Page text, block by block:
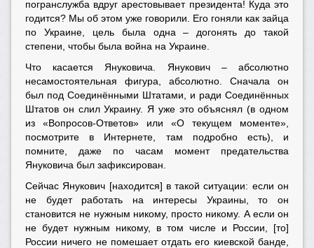
погранслужба вдруг арестовывает президента! Куда это
годится? Мы об этом уже говорили. Его гоняли как зайца
по Украине, цель была одна – догонять до такой
степени, чтобы была война на Украине.
Что касается Януковича. Янукович – абсолютно
несамостоятельная фигура, абсолютно. Сначала он
был под Соединёнными Штатами, и ради Соединённых
Штатов он слил Украину. Я уже это объяснял (в одном
из «Вопросов-Ответов» или «О текущем моменте»,
посмотрите в Интернете, там подробно есть), и
помните, даже по часам момент предательства
Януковича был зафиксирован.
Сейчас Янукович [находится] в такой ситуации: если он
не будет работать на интересы Украины, то он
становится не нужным никому, просто никому. А если он
не будет нужным никому, в том числе и России, [то]
России ничего не помешает отдать его киевской банде,